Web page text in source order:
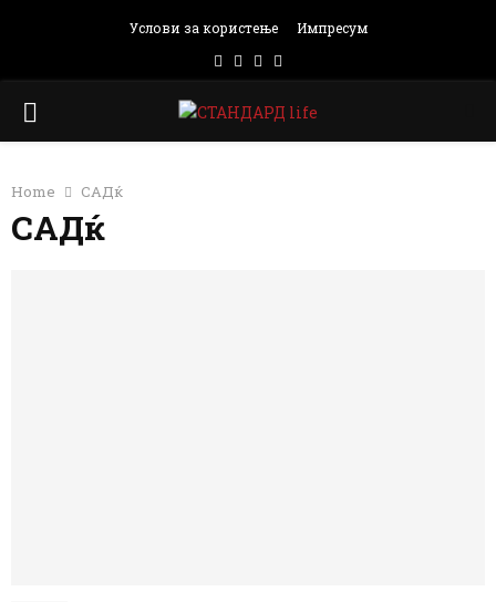
Услови за користење Импресум
Facebook
Instagram
Email
PRIMARY
Home САДќ
САДќ